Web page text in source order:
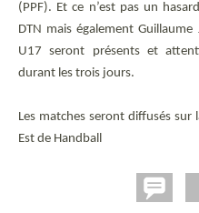
(PPF). Et ce n’est pas un
DTN mais également
U17 seront présents et
durant les trois jours.
Les matches seront diffusés sur
Est de Handball